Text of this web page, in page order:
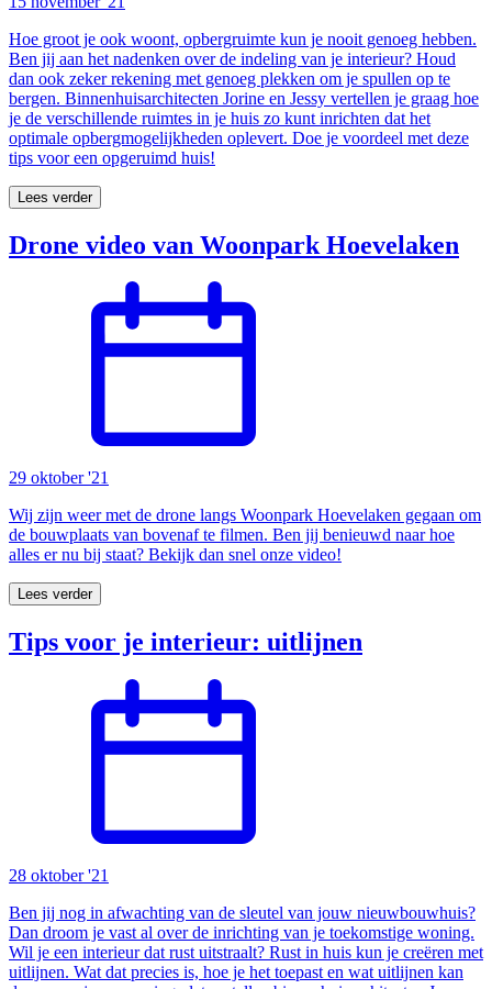
Hoe groot je ook woont, opbergruimte kun je nooit genoeg hebben.
Ben jij aan het nadenken over de indeling van je interieur? Houd
dan ook zeker rekening met genoeg plekken om je spullen op te
bergen. Binnenhuisarchitecten Jorine en Jessy vertellen je graag hoe
je de verschillende ruimtes in je huis zo kunt inrichten dat het
optimale opbergmogelijkheden oplevert. Doe je voordeel met deze
tips voor een opgeruimd huis!
Lees verder
Drone video van Woonpark Hoevelaken
29 oktober '21
Wij zijn weer met de drone langs Woonpark Hoevelaken gegaan om
de bouwplaats van bovenaf te filmen. Ben jij benieuwd naar hoe
alles er nu bij staat? Bekijk dan snel onze video!
Lees verder
Tips voor je interieur: uitlijnen
28 oktober '21
Ben jij nog in afwachting van de sleutel van jouw nieuwbouwhuis?
Dan droom je vast al over de inrichting van je toekomstige woning.
Wil je een interieur dat rust uitstraalt? Rust in huis kun je creëren met
uitlijnen. Wat dat precies is, hoe je het toepast en wat uitlijnen kan